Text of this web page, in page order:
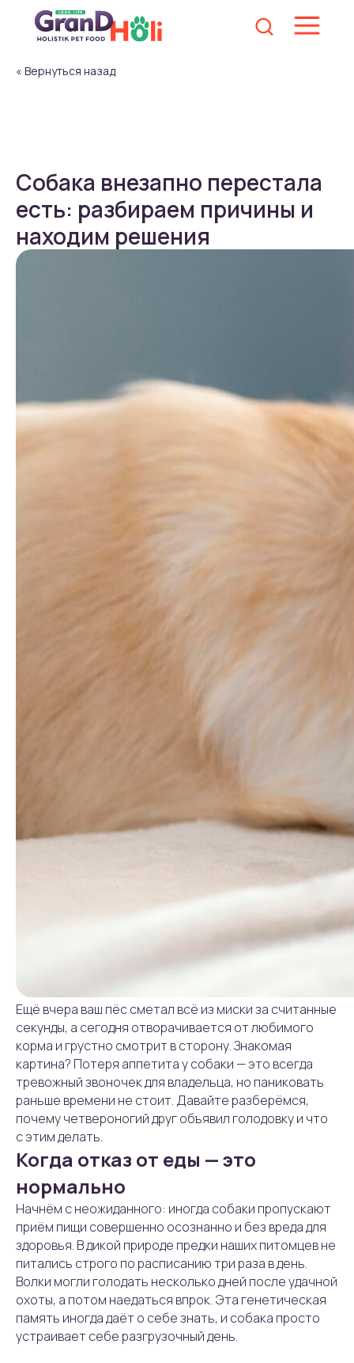
« Вернуться назад
Собака внезапно перестала
есть: разбираем причины и
находим решения
Ещё вчера ваш пёс сметал всё из миски за считанные
секунды, а сегодня отворачивается от любимого
корма и грустно смотрит в сторону. Знакомая
картина? Потеря аппетита у собаки — это всегда
тревожный звоночек для владельца, но паниковать
раньше времени не стоит. Давайте разберёмся,
почему четвероногий друг объявил голодовку и что
с этим делать.
Когда отказ от еды — это
нормально
Начнём с неожиданного: иногда собаки пропускают
приём пищи совершенно осознанно и без вреда для
здоровья. В дикой природе предки наших питомцев не
питались строго по расписанию три раза в день.
Волки могли голодать несколько дней после удачной
охоты, а потом наедаться впрок. Эта генетическая
память иногда даёт о себе знать, и собака просто
устраивает себе разгрузочный день.